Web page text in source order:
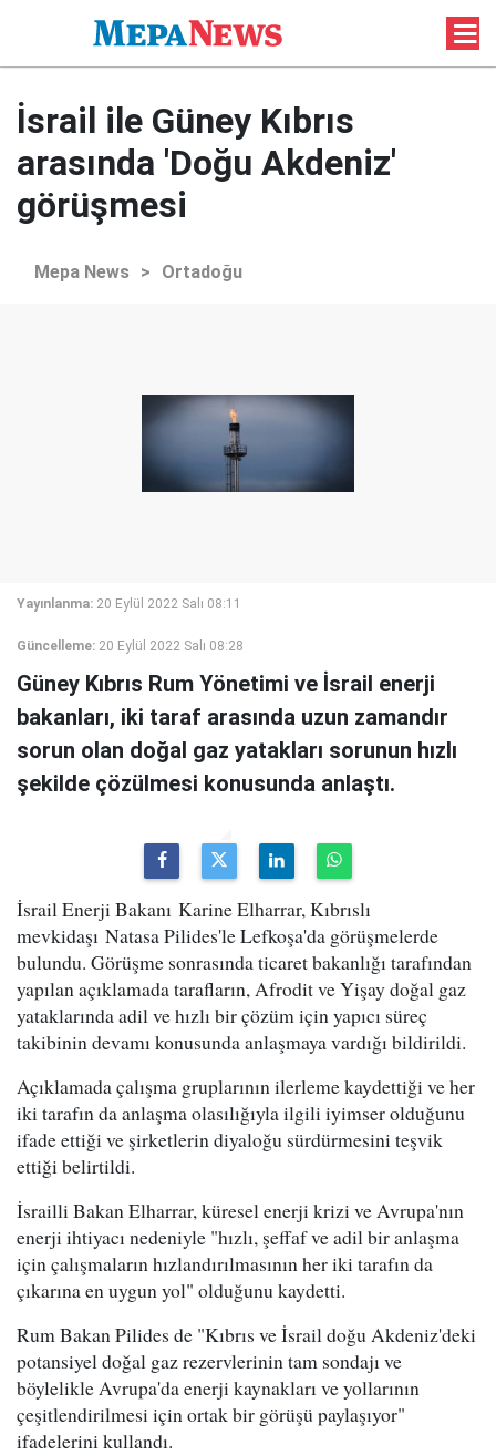
İsrail ile Güney Kıbrıs
arasında 'Doğu Akdeniz'
görüşmesi
Mepa News > Ortadoğu
Yayınlanma: 20 Eylül 2022 Salı 08:11
Güncelleme: 20 Eylül 2022 Salı 08:28
Güney Kıbrıs Rum Yönetimi ve İsrail enerji
bakanları, iki taraf arasında uzun zamandır
sorun olan doğal gaz yatakları sorunun hızlı
şekilde çözülmesi konusunda anlaştı.
İsrail Enerji Bakanı Karine Elharrar, Kıbrıslı
mevkidaşı Natasa Pilides'le Lefkoşa'da görüşmelerde
bulundu. Görüşme sonrasında ticaret bakanlığı tarafından
yapılan açıklamada tarafların, Afrodit ve Yişay doğal gaz
yataklarında adil ve hızlı bir çözüm için yapıcı süreç
takibinin devamı konusunda anlaşmaya vardığı bildirildi.
Açıklamada çalışma gruplarının ilerleme kaydettiği ve her
iki tarafın da anlaşma olasılığıyla ilgili iyimser olduğunu
ifade ettiği ve şirketlerin diyaloğu sürdürmesini teşvik
ettiği belirtildi.
İsrailli Bakan Elharrar, küresel enerji krizi ve Avrupa'nın
enerji ihtiyacı nedeniyle "hızlı, şeffaf ve adil bir anlaşma
için çalışmaların hızlandırılmasının her iki tarafın da
çıkarına en uygun yol" olduğunu kaydetti.
Rum Bakan Pilides de "Kıbrıs ve İsrail doğu Akdeniz'deki
potansiyel doğal gaz rezervlerinin tam sondajı ve
böylelikle Avrupa'da enerji kaynakları ve yollarının
çeşitlendirilmesi için ortak bir görüşü paylaşıyor"
ifadelerini kullandı.